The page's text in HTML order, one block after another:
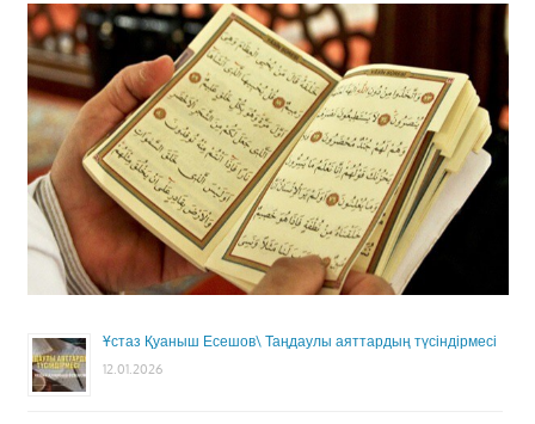
Ұстаз Қуаныш Есешов\ Таңдаулы аяттардың түсіндірмесі
12.01.2026